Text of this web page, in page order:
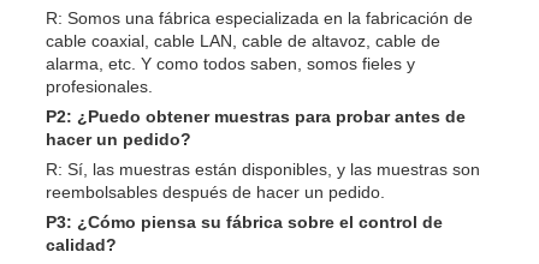
R: Somos una fábrica especializada en la fabricación de
cable coaxial, cable LAN, cable de altavoz, cable de
alarma, etc. Y como todos saben, somos fieles y
profesionales.
P2: ¿Puedo obtener muestras para probar antes de
hacer un pedido?
R: Sí, las muestras están disponibles, y las muestras son
reembolsables después de hacer un pedido.
P3: ¿Cómo piensa su fábrica sobre el control de
calidad?